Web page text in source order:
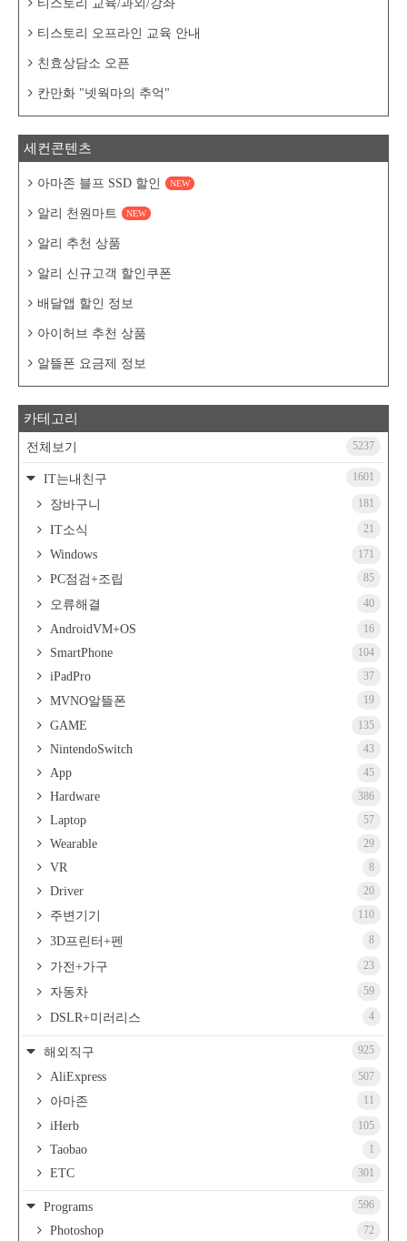
티스토리 교육/과외/강좌
티스토리 오프라인 교육 안내
친효상담소 오픈
칸만화 "넷웍마의 추억"
세컨콘텐츠
아마존 블프 SSD 할인 NEW
알리 천원마트 NEW
알리 추천 상품
알리 신규고객 할인쿠폰
배달앱 할인 정보
아이허브 추천 상품
알뜰폰 요금제 정보
카테고리
전체보기 5237
IT는내친구 1601
장바구니 181
IT소식 21
Windows 171
PC점검+조립 85
오류해결 40
AndroidVM+OS 16
SmartPhone 104
iPadPro 37
MVNO알뜰폰 19
GAME 135
NintendoSwitch 43
App 45
Hardware 386
Laptop 57
Wearable 29
VR 8
Driver 20
주변기기 110
3D프린터+펜 8
가전+가구 23
자동차 59
DSLR+미러리스 4
해외직구 925
AliExpress 507
아마존 11
iHerb 105
Taobao 1
ETC 301
Programs 596
Photoshop 72